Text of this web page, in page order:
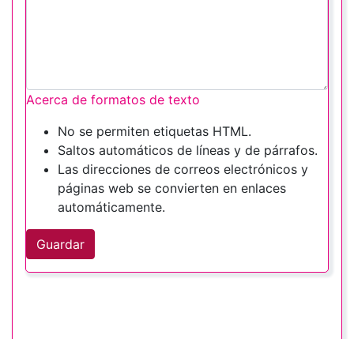
Acerca de formatos de texto
No se permiten etiquetas HTML.
Saltos automáticos de líneas y de párrafos.
Las direcciones de correos electrónicos y
páginas web se convierten en enlaces
automáticamente.
Guardar